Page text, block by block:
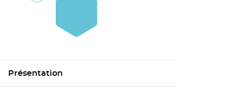
Présentation